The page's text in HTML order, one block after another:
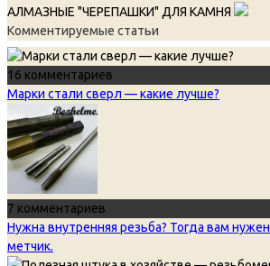
АЛМАЗНЫЕ "ЧЕРЕПАШКИ" ДЛЯ КАМНЯ
Комментируемые статьи
16 комментариев
Марки стали сверл — какие лучше?
7 комментариев
Нужна внутренняя резьба? Тогда вам нужен
метчик.